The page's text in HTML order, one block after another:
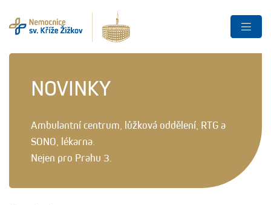
NOVINKY
Ambulantní centrum, lůžková oddělení, RTG a
SONO, lékarna.
Nejen pro Prahu 3.